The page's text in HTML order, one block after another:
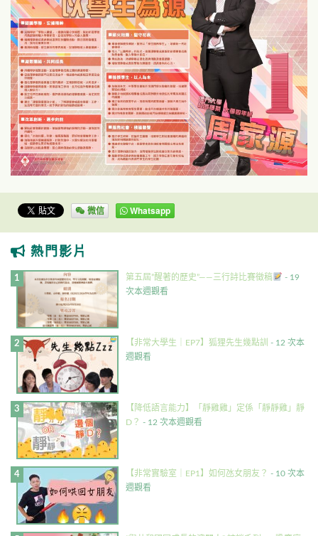
微信 Whatsapp
熱門影片
第五屆”醒著的歷史”——三行詩比賽徵稿
- 19
次本週觀看
【非常大學生｜EP7】狐狸先生幾點訓 - 12 次本
週觀看
【降低語言能力】「靜雞雞」定係「靜靜雞」靜
D？ - 12 次本週觀看
【非常實驗室｜EP1】如何氹女朋友？ - 10 次本
週觀看